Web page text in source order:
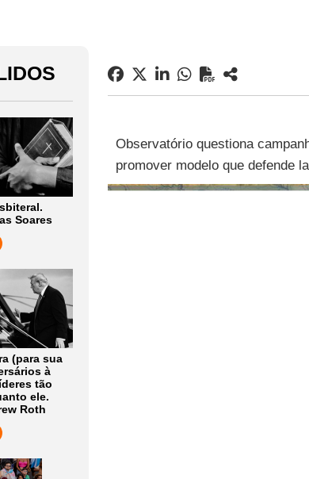
Soares
(para sua
à
tão
ele.
Roth
Observatório questiona
promover modelo que defende